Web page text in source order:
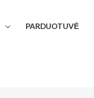
PARDUOTUVĖ